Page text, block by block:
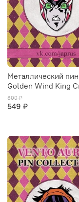
Металлический
Golden Wind King
600 ₽
549 ₽